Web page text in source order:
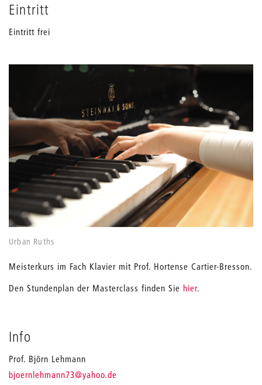
Eintritt
Eintritt frei
Urban Ruths
Meisterkurs im Fach Klavier mit Prof. Hortense Cartier-Bresson.
Den Stundenplan der Masterclass finden Sie hier.
Info
Prof. Björn Lehmann
bjoernlehmann73_
@yahoo.de